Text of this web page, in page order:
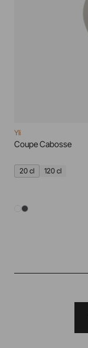
Yli
Coupe Cabosse
20 cl 120 cl